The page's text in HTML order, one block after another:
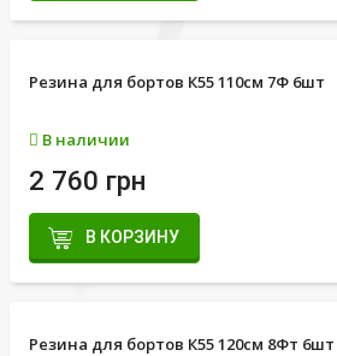
Резина для бортов К55 110см 7Ф 6шт
В наличии
2 760 грн
В КОРЗИНУ
Резина для бортов К55 120см 8Фт 6шт